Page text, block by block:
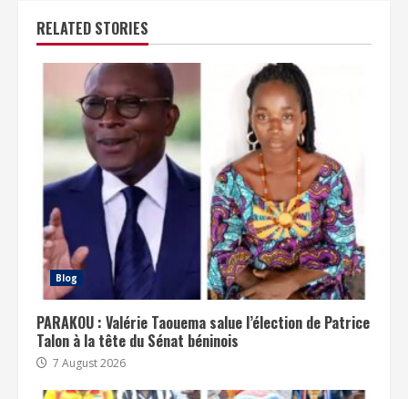
RELATED STORIES
Blog
PARAKOU : Valérie Taouema salue l’élection de Patrice
Talon à la tête du Sénat béninois
7 August 2026